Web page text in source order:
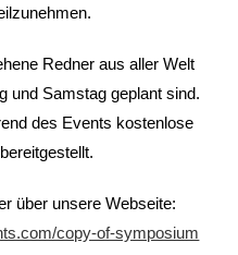
Redner aus aller Welt
und Samstag geplant sind.
des Events kostenlose
über unsere Webseite:
copy-of-symposium